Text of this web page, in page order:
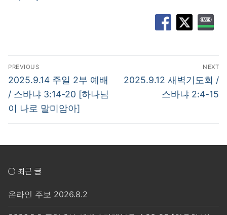
글
탐
색
PREVIOUS
Previous
post:
2025.9.14 주일 2부 예배
/ 스바냐 3:14-20 [하나님
이 나로 말미암아]
NEXT
Next
2025.9.12 새벽기도회 /
스바냐 2:4-15
○ 최근 글
온라인 주보 2026.8.2